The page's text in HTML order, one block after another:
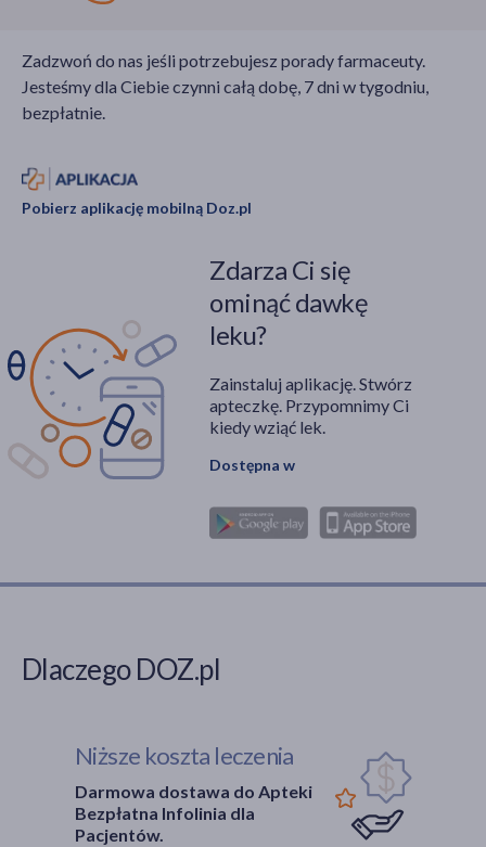
Zadzwoń do nas jeśli potrzebujesz porady farmaceuty.
Jesteśmy dla Ciebie czynni całą dobę, 7 dni w tygodniu,
bezpłatnie.
Pobierz aplikację mobilną Doz.pl
Zdarza Ci się
ominąć dawkę
leku?
Zainstaluj aplikację. Stwórz
apteczkę. Przypomnimy Ci
kiedy wziąć lek.
Dostępna w
Dlaczego DOZ.pl
Niższe koszta leczenia
Darmowa dostawa do Apteki
Bezpłatna Infolinia dla
Pacjentów.